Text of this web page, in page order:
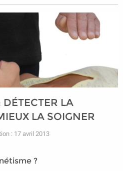
LA
LA SOIGNER
: 17 avril 2013
?